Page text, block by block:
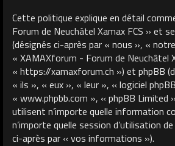
Cette politique explique en détail
Forum de Neuchâtel Xamax FCS » et
(désignés ci-après par « nous », «
« XAMAXforum - Forum de Neuchâtel
« https://xamaxforum.ch ») et phpBB
« ils », « eux », « leur », « logiciel
« www.phpbb.com », « phpBB Limited
utilisent n’importe quelle information
n’importe quelle session d’utilisation
ci-après par « vos informations »).